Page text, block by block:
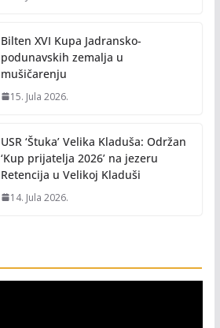
Bilten XVI Kupa Jadransko-
podunavskih zemalja u
mušičarenju
15. Jula 2026.
USR ‘Štuka’ Velika Kladuša: Održan
‘Kup prijatelja 2026’ na jezeru
Retencija u Velikoj Kladuši
14. Jula 2026.